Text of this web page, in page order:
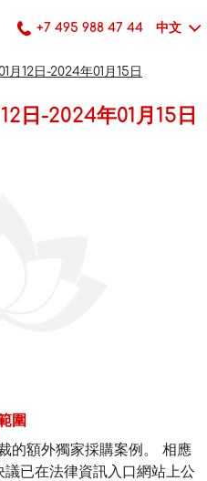
+7 495 988 47 44 中文
月12日-2024年01月15日
日-2024年01月15日
圍
的額外獨家採購案例。 相應
已在法律資訊入口網站上公